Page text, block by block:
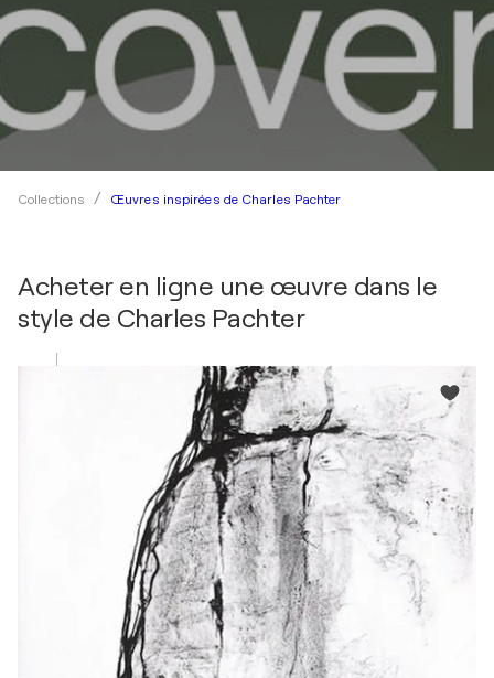
Collections Œuvres inspirées de Charles Pachter
Acheter en ligne une œuvre dans le
style de Charles Pachter